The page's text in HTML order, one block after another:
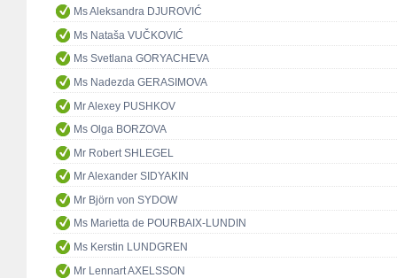
Ms Aleksandra DJUROVIĆ
Ms Nataša VUČKOVIĆ
Ms Svetlana GORYACHEVA
Ms Nadezda GERASIMOVA
Mr Alexey PUSHKOV
Ms Olga BORZOVA
Mr Robert SHLEGEL
Mr Alexander SIDYAKIN
Mr Björn von SYDOW
Ms Marietta de POURBAIX-LUNDIN
Ms Kerstin LUNDGREN
Mr Lennart AXELSSON